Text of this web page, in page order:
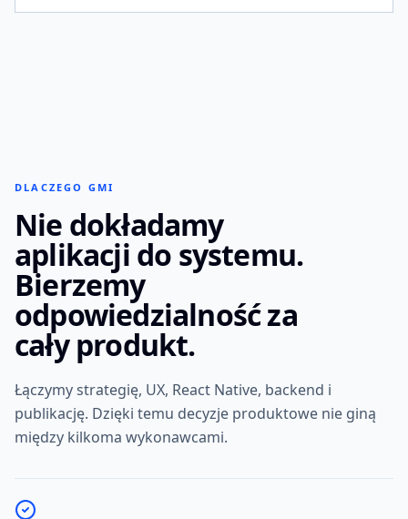
SFD
Commerce, program lojalnościowy i motywacja w
jednej aplikacji używanej przez klientów każdego
dnia.
REACT NATIVE COMMERCE LOYALTY
DLACZEGO GMI
Nie dokładamy
aplikacji do systemu.
Bierzemy
odpowiedzialność za
cały produkt.
Łączymy strategię, UX, React Native, backend i
publikację. Dzięki temu decyzje produktowe nie giną
między kilkoma wykonawcami.